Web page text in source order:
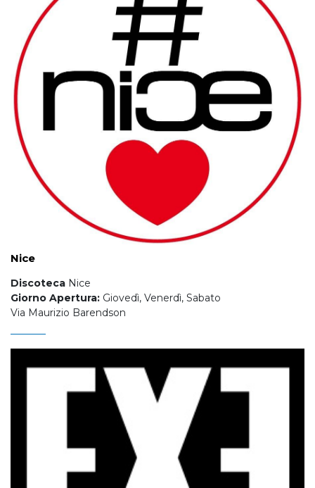
Nice
Discoteca Nice
Giorno Apertura: Giovedì, Venerdì, Sabato
Via Maurizio Barendson